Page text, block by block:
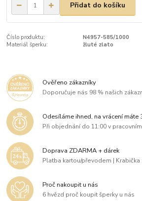
Přidat do košíku
Číslo produktu:
N4957-585/1000
Materiál šperku:
žluté zlato
Ověřeno zákazníky
Doporučuje nás 98 % našich
Odesíláme ihned, na vrácení máte
Při objednání do 11:00 v
Doprava ZDARMA + dárek
Platba kartou/převodem | Krabička
Proč nakoupit u nás
6 hvězd proč koupit šperky u nás